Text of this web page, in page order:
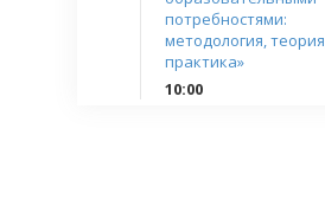
потребностями:
методология, теория,
практика»
10:00